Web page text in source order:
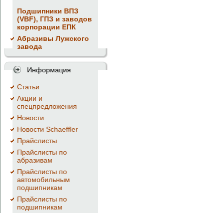
Подшипники ВПЗ
(VBF), ГПЗ и заводов
корпорации ЕПК
Абразивы Лужского
завода
Информация
Cтатьи
Акции и
спецпредложения
Новости
Новости Schaeffler
Прайслисты
Прайслисты по
абразивам
Прайслисты по
автомобильным
подшипникам
Прайслисты по
подшипникам